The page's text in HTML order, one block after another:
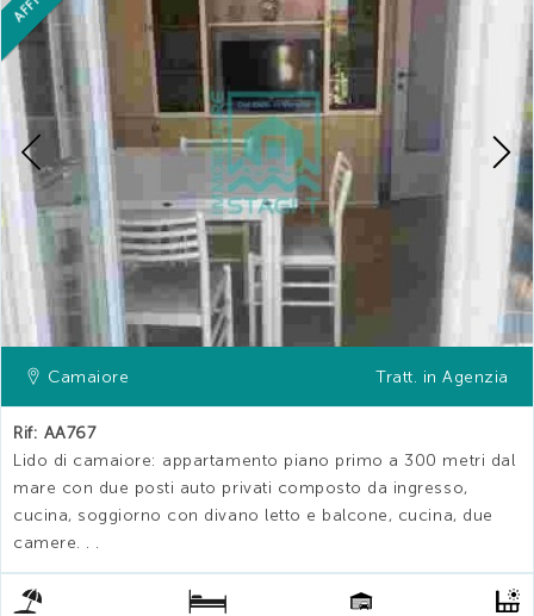
Previous
Camaiore Tratt. in Agenzia
Rif: AA767
Lido di camaiore: appartamento piano primo a 300 metri dal
mare con due posti auto privati composto da ingresso,
cucina, soggiorno con divano letto e balcone, cucina, due
camere. . .